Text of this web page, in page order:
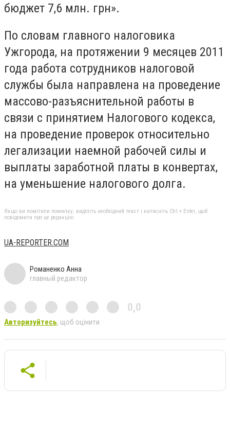
бюджет 7,6 млн. грн».
По словам главного налоговика
Ужгорода, на протяжении 9 месяцев 2011
года работа сотрудников налоговой
службы была направлена на проведение
массово-разъяснительной работы в
связи с принятием Налогового кодекса,
на проведение проверок относительно
легализации наемной рабочей силы и
выплаты заработной платы в конвертах,
на уменьшение налогового долга.
Якщо ви помітили помилку, виділіть необхідний текст і натисніть Ctrl + Enter, щоб
повідомити про це редакцію
UA-REPORTER.COM
Романенко Анна
главный редактор
0,0
Авторизуйтесь, щоб оцінити